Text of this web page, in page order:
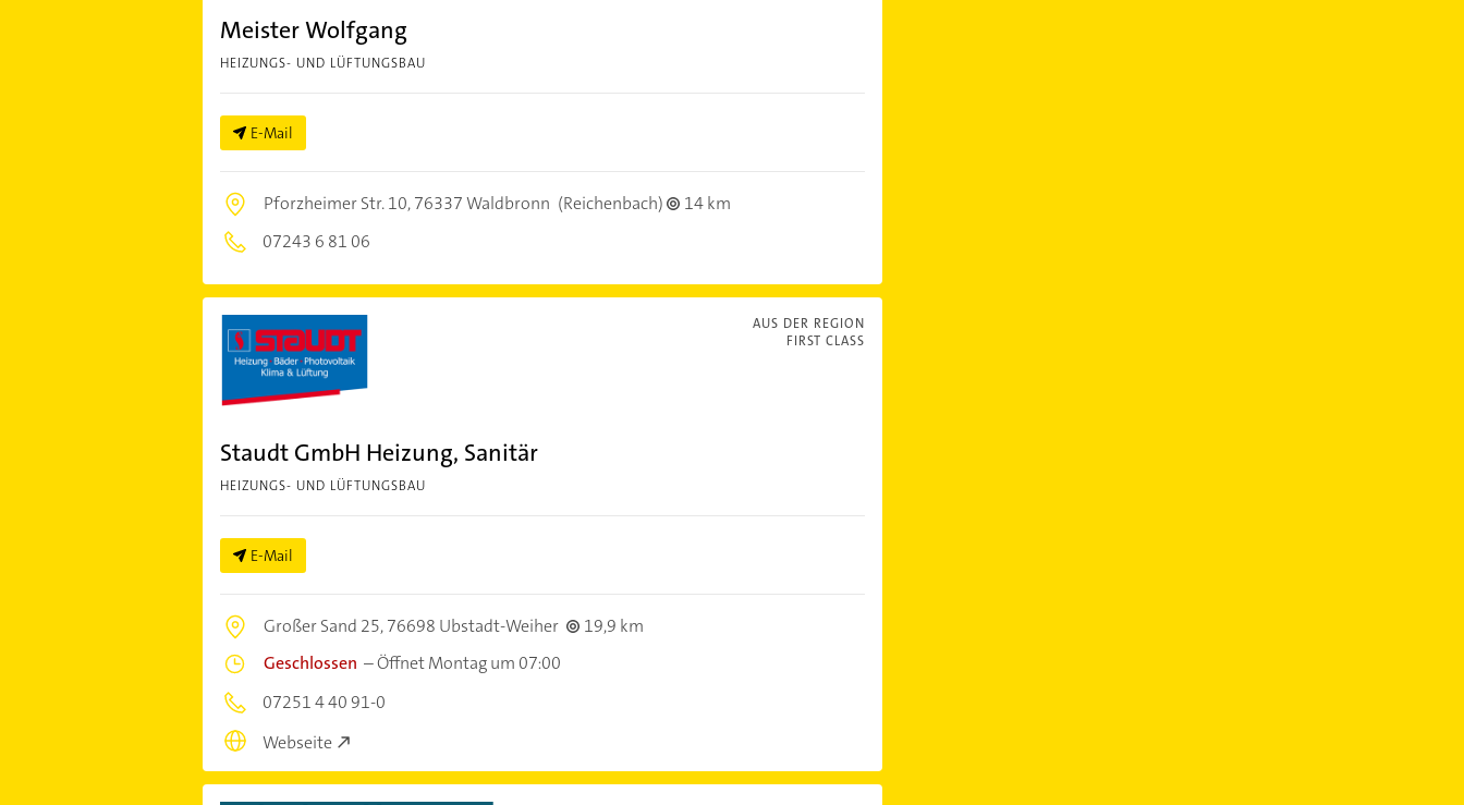
Meister Wolfgang
HEIZUNGS- UND LÜFTUNGSBAU
E-Mail
Pforzheimer Str. 10,76337 Waldbronn (Reichenbach)
14 km
07243 6 81 06
AUS DER REGION
FIRST CLASS
Staudt GmbH Heizung, Sanitär
HEIZUNGS- UND LÜFTUNGSBAU
E-Mail
Großer Sand 25,76698 Ubstadt-Weiher
19,9 km
Geschlossen –Öffnet Montag um 07:00
07251 4 40 91-0
Webseite